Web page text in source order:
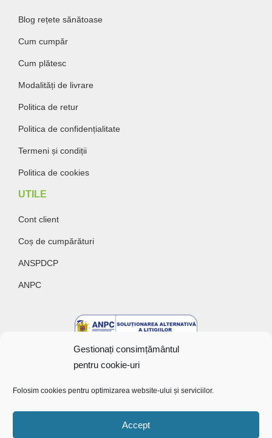
Gestionați consimțământul
pentru cookie-uri
Folosim cookies pentru optimizarea website-ului și serviciilor.
Accept
Blog rețete sănătoase
Cum cumpăr
Cum plătesc
Modalități de livrare
Politica de retur
Politica de confidențialitate
Termeni și condiții
Politica de cookies
UTILE
Cont client
Coș de cumpărături
ANSPDCP
ANPC
Copyright @ 2022 Bunătăți cu gust